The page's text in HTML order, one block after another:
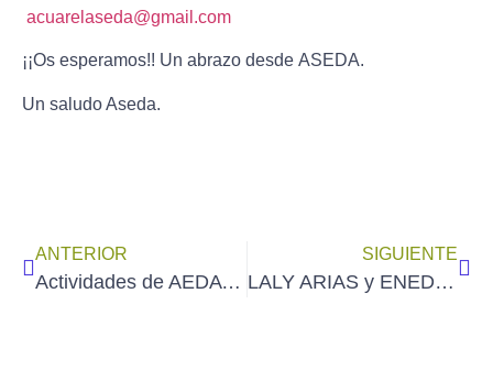
acuarelaseda@gmail.com
¡¡Os esperamos!! Un abrazo desde ASEDA.
Un saludo Aseda.
ANTERIOR
Actividades de AEDA en noviembre de 2023
SIGUIENTE
LALY ARIAS y ENEDINA RODRÍGUEZ exponen en la Casa de Cantabria de Madrid (del 17 al 30/11/2023)